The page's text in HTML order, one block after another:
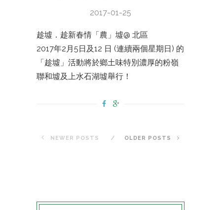
2017-01-25
趁墟．趁新春情「農」墟@ 北區
2017年2月5日及12 日 (連續兩個星期日) 的
「趁墟」活動將於鄉土味特別濃厚的粉嶺
聯和墟及上水石湖墟舉行！
NEWER POSTS OLDER POSTS